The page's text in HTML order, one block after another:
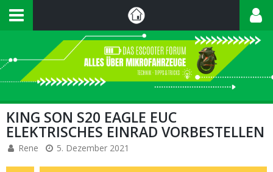
KING SON S20 EAGLE EUC
ELEKTRISCHES EINRAD VORBESTELLEN
Rene 5. Dezember 2021